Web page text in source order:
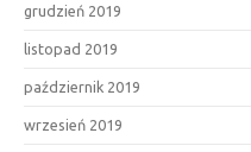
grudzień 2019
listopad 2019
październik 2019
wrzesień 2019